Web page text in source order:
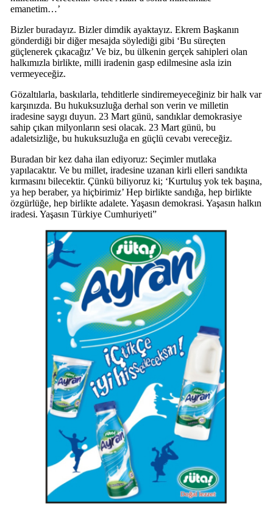
emanetim…’
Bizler buradayız. Bizler dimdik ayaktayız. Ekrem Başkanın
gönderdiği bir diğer mesajda söylediği gibi ‘Bu süreçten
güçlenerek çıkacağız’ Ve biz, bu ülkenin gerçek sahipleri olan
halkımızla birlikte, milli iradenin gasp edilmesine asla izin
vermeyeceğiz.
Gözaltılarla, baskılarla, tehditlerle sindiremeyeceğiniz bir halk var
karşınızda. Bu hukuksuzluğa derhal son verin ve milletin
iradesine saygı duyun. 23 Mart günü, sandıklar demokrasiye
sahip çıkan milyonların sesi olacak. 23 Mart günü, bu
adaletsizliğe, bu hukuksuzluğa en güçlü cevabı vereceğiz.
Buradan bir kez daha ilan ediyoruz: Seçimler mutlaka
yapılacaktır. Ve bu millet, iradesine uzanan kirli elleri sandıkta
kırmasını bilecektir. Çünkü biliyoruz ki; ‘Kurtuluş yok tek başına,
ya hep beraber, ya hiçbirimiz’ Hep birlikte sandığa, hep birlikte
özgürlüğe, hep birlikte adalete. Yaşasın demokrasi. Yaşasın halkın
iradesi. Yaşasın Türkiye Cumhuriyeti”